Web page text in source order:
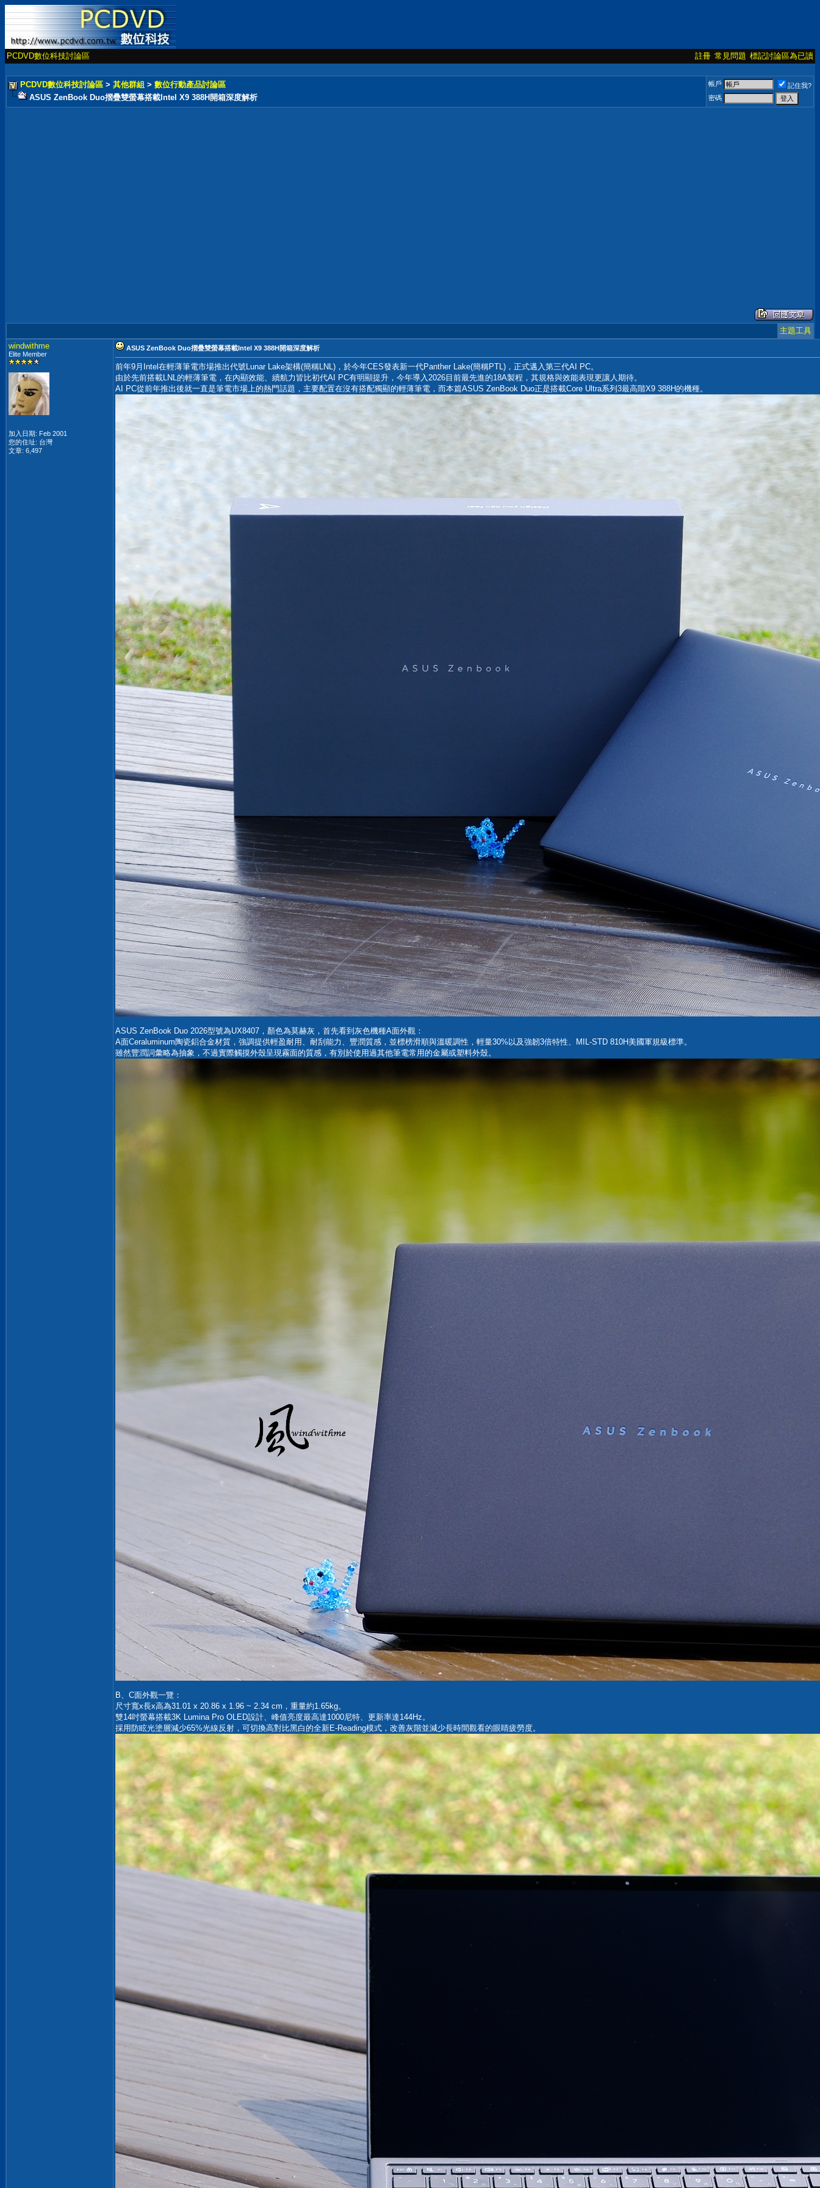
PCDVD數位科技討論區 註冊 常見問題 標記討論區為已讀
PCDVD數位科技討論區 > 其他群組 > 數位行動產品討論區
ASUS ZenBook Duo摺疊雙螢幕搭載Intel X9 388H開箱深度解析
帳戶
記住我?
密碼
主題工具
windwithme
Elite Member
加入日期: Feb 2001
您的住址: 台灣
文章: 6,497
ASUS ZenBook Duo摺疊雙螢幕搭載Intel X9 388H開箱深度解析
前年9月Intel在輕薄筆電市場推出代號Lunar Lake架構(簡稱LNL)，於今年CES發表新一代Panther Lake(簡稱PTL)，正式邁入第三代AI PC。
由於先前搭載LNL的輕薄筆電，在內顯效能、續航力皆比初代AI PC有明顯提升，今年導入2026目前最先進的18A製程，其規格與效能表現更讓人期待。
AI PC從前年推出後就一直是筆電市場上的熱門話題，主要配置在沒有搭配獨顯的輕薄筆電，而本篇ASUS ZenBook Duo正是搭載Core Ultra系列3最高階X9 388H的機種。
ASUS ZenBook Duo 2026型號為UX8407，顏色為莫赫灰，首先看到灰色機種A面外觀：
A面Ceraluminum陶瓷鋁合金材質，強調提供輕盈耐用、耐刮能力、豐潤質感，並標榜滑順與溫暖調性，輕量30%以及強韌3倍特性、MIL-STD 810H美國軍規級標準。
雖然豐潤詞彙略為抽象，不過實際觸摸外殼呈現霧面的質感，有別於使用過其他筆電常用的金屬或塑料外殼。
B、C面外觀一覽：
尺寸寬x長x高為31.01 x 20.86 x 1.96 ~ 2.34 cm，重量約1.65kg。
雙14吋螢幕搭載3K Lumina Pro OLED設計、峰值亮度最高達1000尼特、更新率達144Hz。
採用防眩光塗層減少65%光線反射，可切換高對比黑白的全新E-Reading模式，改善灰階並減少長時間觀看的眼睛疲勞度。